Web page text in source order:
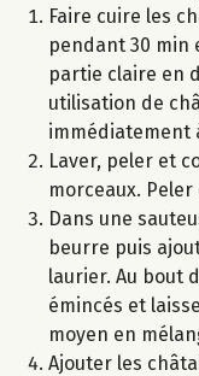
Faire cuire les
pendant 30 min
partie claire en
utilisation de
immédiatement
Laver, peler et
morceaux. Peler
Dans une
beurre puis
laurier. Au bout
émincés et
moyen en
Ajouter les